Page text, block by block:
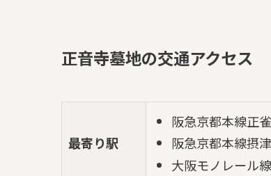
正音寺墓地の交通アクセス
最寄り駅
阪急京都本線正
阪急京都本線摂
大阪モノレール